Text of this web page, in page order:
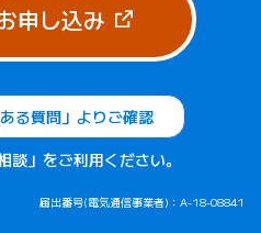
申し込み（新しいタブ
る質問」よりご確認
」をご利用ください。
届出番号(電気通信事業者)：A-18-08841